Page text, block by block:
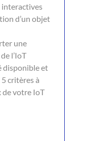
interactives
d’un objet
une
l’IoT
disponible et
critères à
de votre IoT